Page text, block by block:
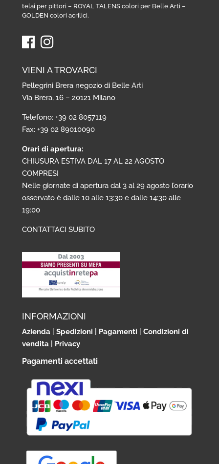
telai per pittori – ROYAL TALENS colori per Belle Arti –
GOLDEN colori acrilici.
VIENI A TROVARCI
Pellegrini Brera negozio di Belle Arti
Via Brera, 16 – 20121 Milano
Telefono: +39 02 8057119
Fax: +39 02 89010090
Orari di apertura:
CHIUSURA ESTIVA DAL 17 AL 22 AGOSTO
COMPRESI
Nelle giornate di apertura dal 3 al 29 agosto l’orario
osservato è dalle 10 alle 13:30 e dalle 14:30 alle
19:00
CONTATTACI SUBITO
INFORMAZIONI
Azienda| Spedizioni Pagamenti
Condizioni di
vendita| Privacy
Pagamenti accettati